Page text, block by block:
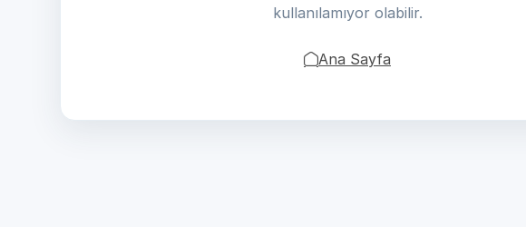
kullanılamıyor olabilir.
Ana Sayfa